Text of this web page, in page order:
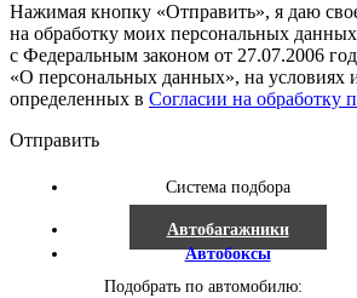
Нажимая кнопку «Отправить», я даю
на обработку моих персональных
с Федеральным законом от 27.07.2006
«О персональных данных», на условиях
определенных в Согласии на обработку
Отправить
Система подбора
Автобагажники
Автобоксы
Подобрать по автомобилю: